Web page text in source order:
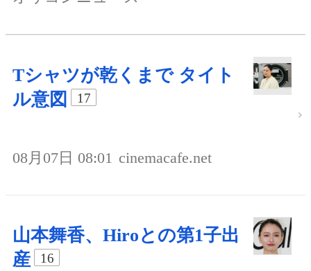
Tシャツが乾くまで タイト
ル意図
17
08月07日 08:01 cinemacafe.net
山本舞香、Hiroとの第1子出
産
16